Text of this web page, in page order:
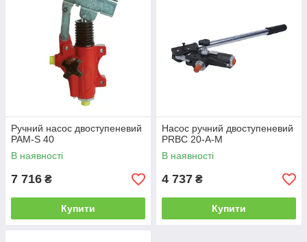
Ручний насос двоступеневий
РАМ-S 40
В наявності
7 716 ₴
Купити
Насос ручний двоступеневий
PRBC 20-A-M
В наявності
4 737 ₴
Купити